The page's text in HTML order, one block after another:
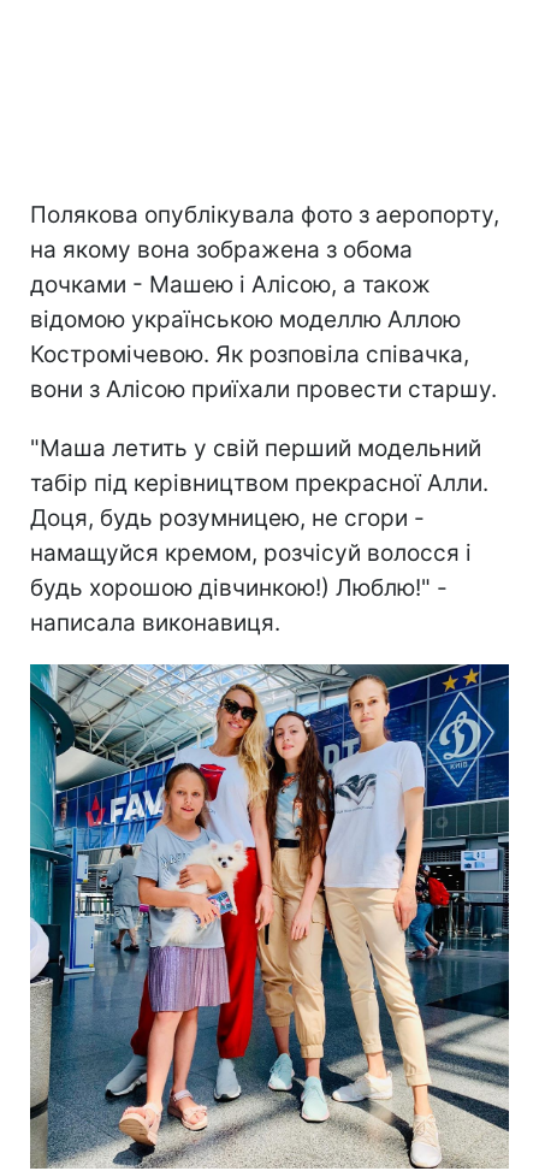
Полякова опублікувала фото з аеропорту,
на якому вона зображена з обома
дочками - Машею і Алісою, а також
відомою українською моделлю Аллою
Костромічевою. Як розповіла співачка,
вони з Алісою приїхали провести старшу.
"Маша летить у свій перший модельний
табір під керівництвом прекрасної Алли.
Доця, будь розумницею, не сгори -
намащуйся кремом, розчісуй волосся і
будь хорошою дівчинкою!) Люблю!" -
написала виконавиця.